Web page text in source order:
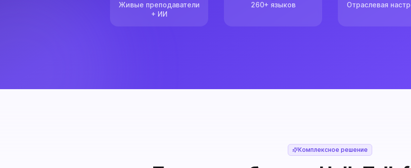
Живые преподаватели
+ ИИ
260+ языков Отраслевая
Комплексное решение